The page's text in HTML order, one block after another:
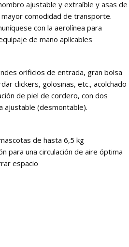
ajustable y extraíble y asas de
mayor comodidad de transporte.
con la aerolínea para
de mano aplicables
orificios de entrada, gran bolsa
clickers, golosinas, etc., acolchado
de piel de cordero, con dos
ajustable (desmontable).
de hasta 6,5 ​​kg
para una circulación de aire óptima
espacio